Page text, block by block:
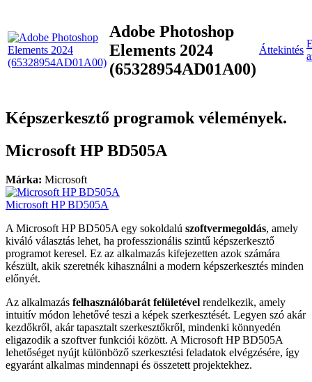
Adobe Photoshop
Elements 2024
(65328954AD01A00)
Áttekintés
Képszerkesztő programok vélemények.
Microsoft HP BD505A
Márka: Microsoft
Microsoft HP BD505A
A Microsoft HP BD505A egy sokoldalú szoftvermegoldás, amely
kiváló választás lehet, ha professzionális szintű képszerkesztő
programot keresel. Ez az alkalmazás kifejezetten azok számára
készült, akik szeretnék kihasználni a modern képszerkesztés minden
előnyét.
Az alkalmazás felhasználóbarát felületével rendelkezik, amely
intuitív módon lehetővé teszi a képek szerkesztését. Legyen szó akár
kezdőkről, akár tapasztalt szerkesztőkről, mindenki könnyedén
eligazodik a szoftver funkciói között. A Microsoft HP BD505A
lehetőséget nyújt különböző szerkesztési feladatok elvégzésére, így
egyaránt alkalmas mindennapi és összetett projektekhez.